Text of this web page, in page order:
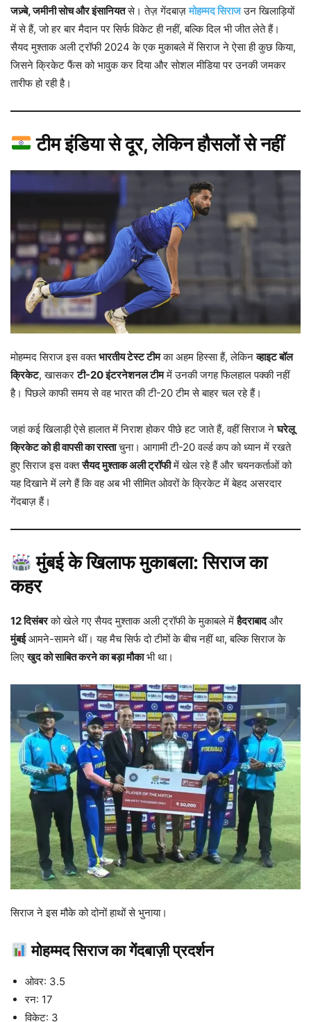
जज़्बे, जमीनी सोच और इंसानियतसे। तेज़ गेंदबाज़मोहम्मद सिराजउन खिलाड़ियों
में से हैं, जो हर बार मैदान पर सिर्फ विकेट ही नहीं, बल्कि दिल भी जीत लेते हैं।
सैयद मुश्ताक अली ट्रॉफी 2024 के एक मुकाबले में सिराज ने ऐसा ही कुछ किया,
जिसने क्रिकेट फैंस को भावुक कर दिया और सोशल मीडिया पर उनकी जमकर
तारीफ हो रही है।
टीम इंडिया से दूर, लेकिन हौसलों से नहीं
मोहम्मद सिराज इस वक्तभारतीय टेस्ट टीमका अहम हिस्सा हैं, लेकिनव्हाइट बॉल
क्रिकेट, खासकरटी-20 इंटरनेशनल टीममें उनकी जगह फिलहाल पक्की नहीं
है। पिछले काफी समय से वह भारत की टी-20 टीम से बाहर चल रहे हैं।
जहां कई खिलाड़ी ऐसे हालात में निराश होकर पीछे हट जाते हैं, वहीं सिराज नेघरेलू
क्रिकेट को ही वापसी का रास्ताचुना। आगामी टी-20 वर्ल्ड कप को ध्यान में रखते
हुए सिराज इस वक्तसैयद मुश्ताक अली ट्रॉफीमें खेल रहे हैं और चयनकर्ताओं को
यह दिखाने में लगे हैं कि वह अब भी सीमित ओवरों के क्रिकेट में बेहद असरदार
गेंदबाज़ हैं।
मुंबई के खिलाफ मुकाबला: सिराज का
कहर
12 दिसंबरको खेले गए सैयद मुश्ताक अली ट्रॉफी के मुकाबले मेंहैदराबादऔर
मुंबईआमने-सामने थीं। यह मैच सिर्फ दो टीमों के बीच नहीं था, बल्कि सिराज के
लिएखुद को साबित करने का बड़ा मौकाभी था।
सिराज ने इस मौके को दोनों हाथों से भुनाया।
मोहम्मद सिराज का गेंदबाज़ी प्रदर्शन
ओवर: 3.5
रन: 17
विकेट: 3